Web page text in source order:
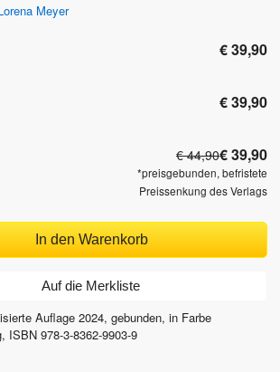
Meyer
€ 39,90
€ 39,90
€ 44,90€ 39,90
*preisgebunden, befristete
Preissenkung des Verlags
In den Warenkorb
Auf die Merkliste
Auflage 2024, gebunden, in Farbe
, ISBN 978-3-8362-9903-9